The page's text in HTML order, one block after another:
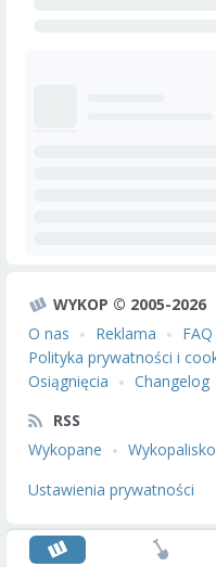
WYKOP © 2005-2026
O nas
Reklama FAQ
Polityka prywatności i
Osiągnięcia
Changelog
RSS
Wykopane
Wykopalisko
Ustawienia prywatności